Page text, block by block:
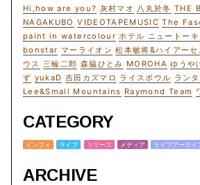
Hi,how are you? 灰村マオ 八丸於冬 THE
NAGAKUBO VIDEOTAPEMUSIC The
paint in watercolour ホテル ニュートーキ
bonstar マーライオン 松本敏将&ハイアーセ
ウス
三輪二郎 森脇ひとみ MOROHA ゆうや
ず yukaD 吉田カズマロ ライスボウル ラン
Lee&Small Mountains Raymond Team
CATEGORY
インフォ ライブ リリース メディア ライブアーカイ
ARCHIVE